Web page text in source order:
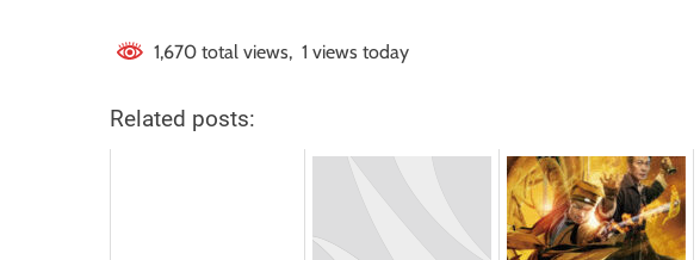
1,670 total views, 1 views today
Related posts: